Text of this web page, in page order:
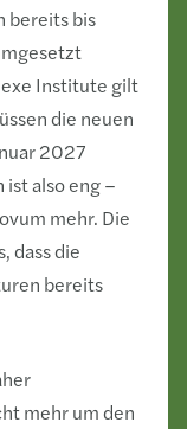
bereits bis
Institute gilt
die neuen
2027
also eng –
mehr. Die
dass die
bereits
mehr um den